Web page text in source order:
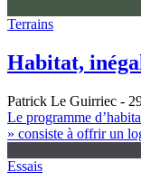
Terrains
Habitat,
Patrick Le Guirriec -
Le programme
» consiste à offrir un
Essais